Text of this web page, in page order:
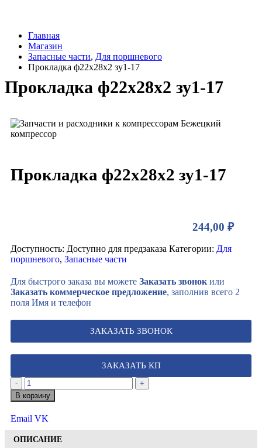
Главная
Магазин
Запасные части, Для поршневого
Прокладка ф22х28х2 зу1-17
Прокладка ф22х28х2 зу1-17
Прокладка ф22х28х2 зу1-17
244,00 ₽
Доступность: Доступно для предзаказа Категории: Для
поршневого, Запасные части
Для быстрого заказа вы можете Заказать звонок или
Заказать коммерческое предложение, заполнив всего 2
поля Имя и телефон
ЗАКАЗАТЬ ЗВОНОК
ЗАКАЗАТЬ КП
-
+
В корзину
Email VK
ОПИСАНИЕ